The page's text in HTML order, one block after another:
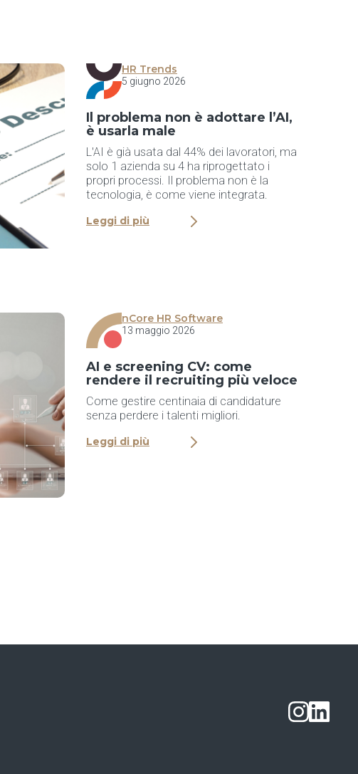
HR Trends
5 giugno 2026
Il problema non è adottare l’AI,
è usarla male
L'AI è già usata dal 44% dei lavoratori, ma
solo 1 azienda su 4 ha riprogettato i
propri processi. Il problema non è la
tecnologia, è come viene integrata.
Leggi di più
nCore HR Software
13 maggio 2026
AI e screening CV: come
rendere il recruiting più veloce
Come gestire centinaia di candidature
senza perdere i talenti migliori.
Leggi di più